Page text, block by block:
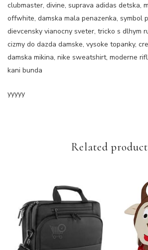
clubmaster, divine, suprava adidas detska,
offwhite, damska mala penazenka, symbol
dievcensky vianocny sveter, tricko s dlhym
cizmy do dazda damske, vysoke topanky,
damska mikina, nike sweatshirt, moderne
kani bunda
yyyyy
Related